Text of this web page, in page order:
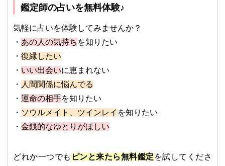
鑑定師の占いを無料体験♪
気軽に占いを体験してみませんか？
・ あの人の気持ち を知りたい
・ 復縁したい
・ いい出会いに恵まれない
・ 人間関係に悩んでる
・ 運命の相手を知りたい
・ ソウルメイト、ツインレイ を知りたい
・ 金銭的なゆとりがほしい
どれか一つでも ピンと来たら無料鑑定 を試してくださ